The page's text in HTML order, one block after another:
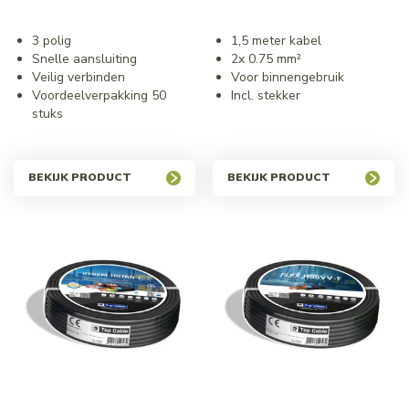
3 polig
Snelle aansluiting
Veilig verbinden
Voordeelverpakking 50
stuks
BEKIJK PRODUCT
1,5 meter kabel
2x 0.75 mm²
Voor binnengebruik
Incl. stekker
BEKIJK PRODUCT